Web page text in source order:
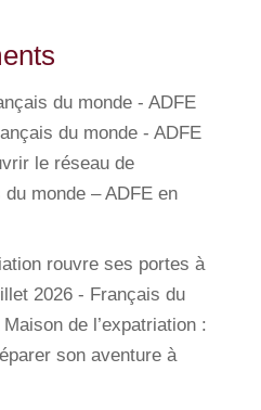
du monde - ADFE
du monde - ADFE
le réseau de
du monde – ADFE en
rouvre ses portes à
2026 - Français du
Maison de l’expatriation :
son aventure à